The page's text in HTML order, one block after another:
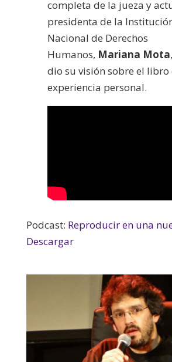
completa de la jueza y
presidenta de la
Nacional de Derechos
Humanos, Mariana Mota
dio su visión sobre el libro
experiencia personal.
Podcast: Reproducir en una
Descargar